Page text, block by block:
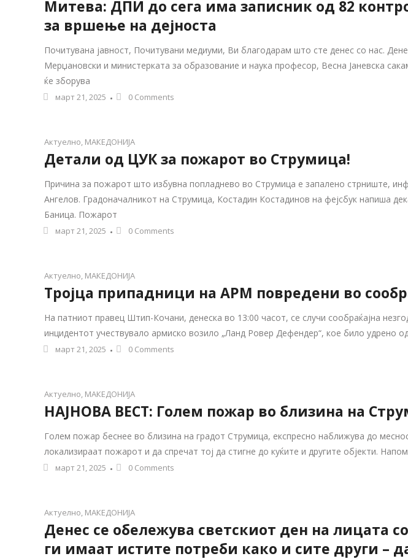
Митева: ДПИ до сега има записник од 82
за вршење на дејноста
Почитувана јавност, Почитувани медиуми, Ви благодарам што сте денес со нас.
Мерџановски и министерката за образование и наука професор, Весна Јаневска
ќе зборува
март 21, 2025 0 Comments
Актуелно, МАКЕДОНИЈА
Детали од ЦУК за пожарот во Струмица!
Причина за пожарот што избувна попладнево во Струмица е запалено стрниште,
Ангелов. Градоначалникот на Струмица, Костадин Костадинов на фејсбук напиша
Баница. Пожарот
март 21, 2025 0 Comments
Актуелно, МАКЕДОНИЈА
Тројца припадници на АРМ повредени во
На патниот правец Штип-Кочани, денеска во 13:00 часот, се случи сообраќајна
инцидентот учествувало армиско возило „Ланд Ровер Дефендер“, кое било удрено
март 21, 2025 0 Comments
Актуелно, МАКЕДОНИЈА
НАЈНОВА ВЕСТ: Голем пожар во близина на
Голем пожар беснее во близина на градот Струмица, експресно наближува до
локализираат пожарот и да спречат тој да стигне до куќите и другите објекти.
март 21, 2025 0 Comments
Актуелно, МАКЕДОНИЈА
Денес се обележува светскиот ден на лицата
ги имаат истите потреби како и сите други –